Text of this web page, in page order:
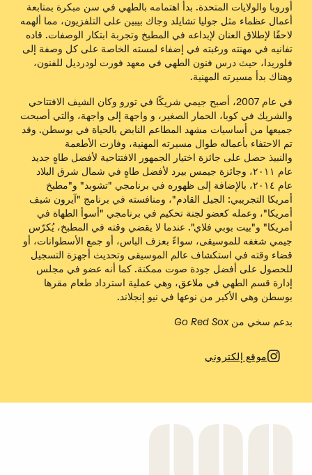
أوروبا والولايات المتحدة. بدأ اهتمامه بالطهي في سن مبكرة بمتابعة
أعمال عظماء مثل جوليا تشايلد وجاك بيبين على التلفزيون، مما ألهمه
لاحقًا لإطلاق العنان لإبداعه في المطبخ وتجربة ابتكار الوصفات. قاده
تفانيه في مهنته ورغبته في إضفاء لمسته الخاصة على كل وصفة إلى
فلوريدا، حيث درس فنون الطهي في معهد فورت لودرديل للفنون،
وهناك بدأ مسيرته المهنية.
في عام 2007، أصبح جيمي شريكًا في تورو وكان الشيف الافتتاحي
والشريك في كوبا، الحمار الصغير ، و واجهة إلى واجهة، والتي أصبحت
جميعها من أساسيات مشهد المطاعم النابض بالحياة في بوسطن. وقد
تم الاحتفاء بأعماله طوال مسيرته المهنية، وفازت الأطعمة
والنبيذ حصل على جائزة اختيار الجمهور الافتتاحية لأفضل طاهٍ جديد
عام ٢٠١١، وجائزة جيمس بيرد لأفضل طاهٍ في شمال شرق البلاد
عام ٢٠١٤، بالإضافة إلى ظهوره في برنامجي "تشوبد" و"مطبخ
أمريكا التجريبي: الجيل القادم"، ومنافسته في برنامج "آيرون شيف
أمريكا"، وعمله كعضو لجنة تحكيم في برنامجي "أسوأ الطهاة في
أمريكا" و"بيت بوبي فلاي". عندما لا يقضي وقته في المطبخ، يُكرّس
جيمي شغفه للموسيقى، سواءً بعزف الباس، أو جمع الأسطوانات، أو
قضاء وقته في استكشاف عالم الموسيقى وتحديث أجهزة التسجيل
للحصول على أفضل جودة صوت ممكنة. كما أنه عضو في مجلس
إدارة قسم الطهي في ملاعق، وهي عملية استرداد طعام مقرها
بوسطن وهي الأكبر من نوعها في نيو إنجلاند.
بدعم سخي من Go Red Sox
موقع إلكتروني